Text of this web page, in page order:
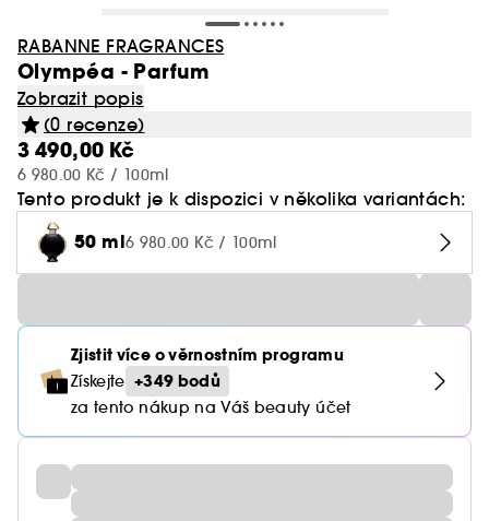
RABANNE FRAGRANCES
Olympéa - Parfum
Zobrazit popis
(0 recenze)
3 490,00 Kč
6 980.00 Kč / 100ml
Tento produkt je k dispozici v několika variantách:
50 ml6 980.00 Kč / 100ml
Zjistit více o věrnostním programu
Získejte +349 bodů
za tento nákup na Váš beauty účet